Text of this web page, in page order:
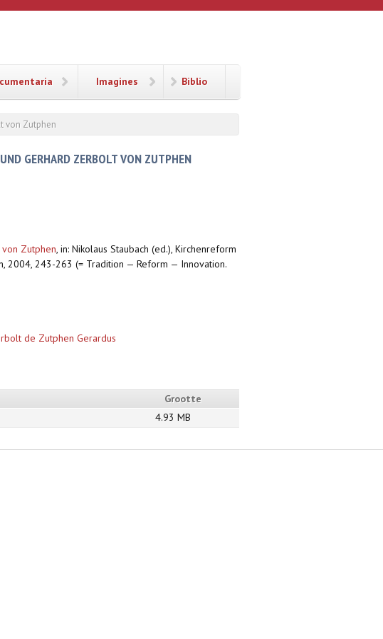
Imagines Biblio
von Zutphen
GERHARD ZERBOLT VON ZUTPHEN
Zutphen, in: Nikolaus Staubach (ed.), Kirchenreform
2004, 243-263 (= Tradition — Reform — Innovation.
de Zutphen Gerardus
Grootte
4.93 MB